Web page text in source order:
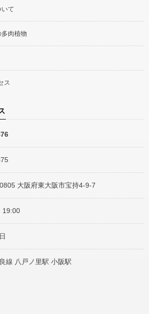
て
肉植物
ス
大阪府東大阪市宝持4-9-7
19:00
線 八戸ノ里駅 小阪駅